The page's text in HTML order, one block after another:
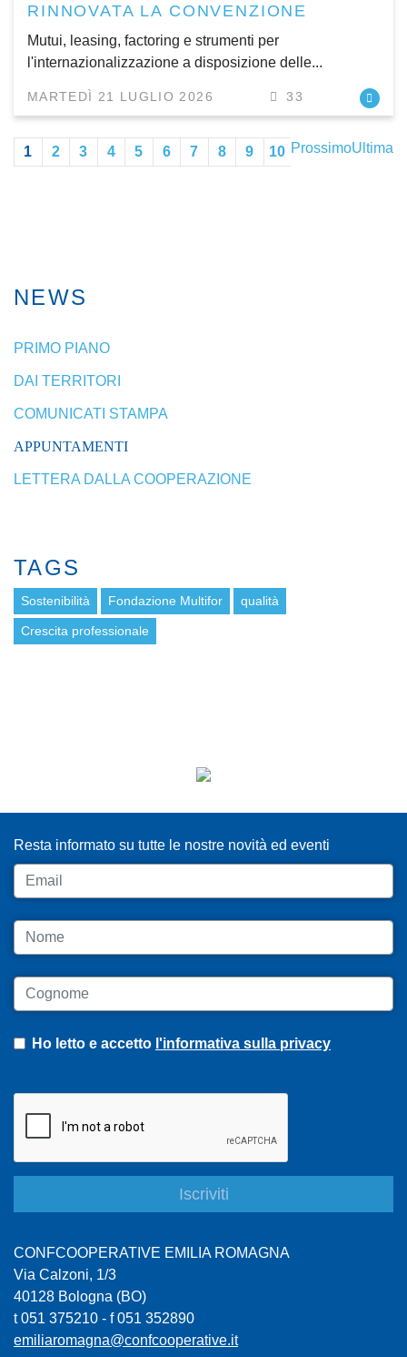
RINNOVATA LA CONVENZIONE
Mutui, leasing, factoring e strumenti per
l'internazionalizzazione a disposizione delle...
MARTEDÌ 21 LUGLIO 2026 33
1 2 3 4 5 6 7 8 9 10 ProssimoUltima
NEWS
PRIMO PIANO
DAI TERRITORI
COMUNICATI STAMPA
APPUNTAMENTI
LETTERA DALLA COOPERAZIONE
TAGS
Sostenibilità Fondazione Multifor qualità
Crescita professionale
Resta informato su tutte le nostre novità ed eventi
Email
Nome
Cognome
Ho letto e accetto l'informativa sulla privacy
CONFCOOPERATIVE EMILIA ROMAGNA
Via Calzoni, 1/3
40128 Bologna (BO)
t 051 375210 - f 051 352890
emiliaromagna@confcooperative.it